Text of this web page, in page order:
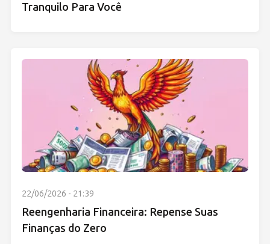
Tranquilo Para Você
22/06/2026 - 21:39
Reengenharia Financeira: Repense Suas
Finanças do Zero